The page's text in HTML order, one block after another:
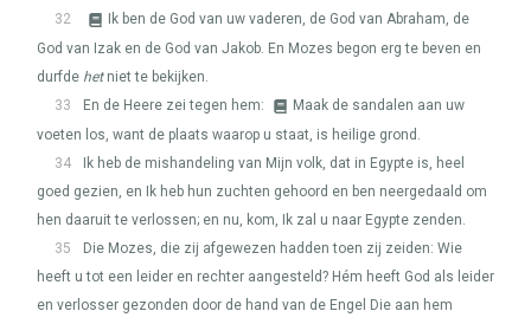
32
Ik ben de God van uw vaderen, de God van Abraham, de
God van Izak en de God van Jakob. En Mozes begon erg te beven en
durfde hetniet te bekijken.
33
En de Heere zei tegen hem:
Maak de sandalen aan uw
voeten los, want de plaats waarop u staat, is heilige grond.
34
Ik heb de mishandeling van Mijn volk, dat in Egypte is, heel
goed gezien, en Ik heb hun zuchten gehoord en ben neergedaald om
hen daaruit te verlossen; en nu, kom, Ik zal u naar Egypte zenden.
35
Die Mozes, die zij afgewezen hadden toen zij zeiden: Wie
heeft u tot een leider en rechter aangesteld? Hém heeft God als leider
en verlosser gezonden door de hand van de Engel Die aan hem